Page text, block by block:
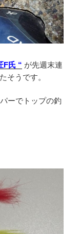
F氏 “ が先週末連
そうです。
ーでトップの釣